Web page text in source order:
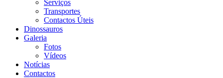
Serviços
Transportes
Contactos Úteis
Dinossauros
Galeria
Fotos
Vídeos
Notícias
Contactos